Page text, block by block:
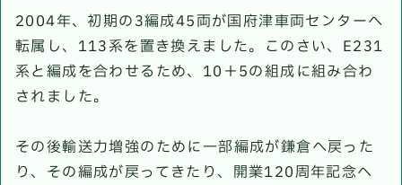
2004年、初期の3編成45両が国府津車両センターへ
転属し、113系を置き換えました。このさい、E231
系と編成を合わせるため、10＋5の組成に組み合わ
されました。
その後輸送力増強のために一部編成が鎌倉へ戻った
り、その編成が戻ってきたり、開業120周年記念ヘ